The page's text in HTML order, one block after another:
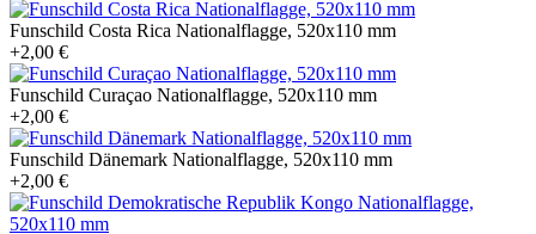
Funschild Costa Rica Nationalflagge, 520x110 mm
+2,00 €
Funschild Curaçao Nationalflagge, 520x110 mm
+2,00 €
Funschild Dänemark Nationalflagge, 520x110 mm
+2,00 €